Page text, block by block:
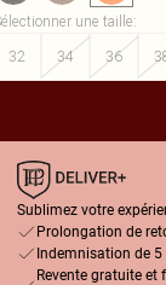
une taille:
32
34 36
Sublimez votre
Prolongation de
Indemnisation de
Revente gratuite et